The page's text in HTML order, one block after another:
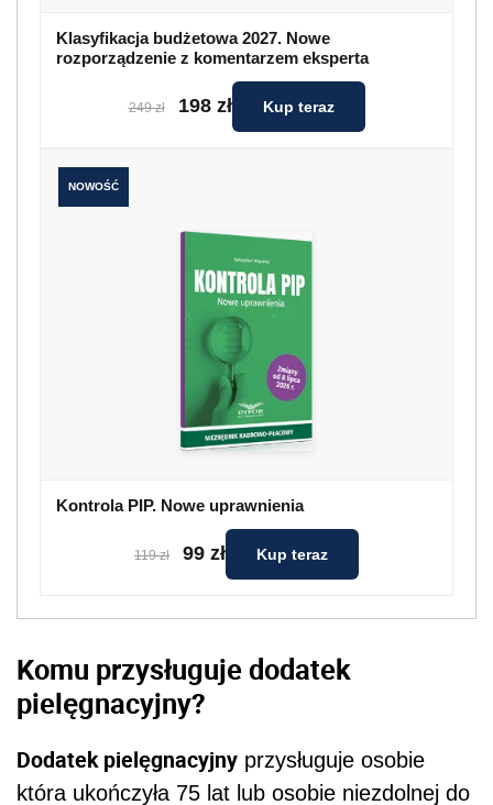
Klasyfikacja budżetowa 2027. Nowe
rozporządzenie z komentarzem eksperta
249 zł 198 zł Kup teraz
NOWOŚĆ
Kontrola PIP. Nowe uprawnienia
119 zł 99 zł Kup teraz
Komu przysługuje dodatek
pielęgnacyjny?
Dodatek pielęgnacyjny przysługuje osobie
która ukończyła 75 lat lub osobie niezdolnej do